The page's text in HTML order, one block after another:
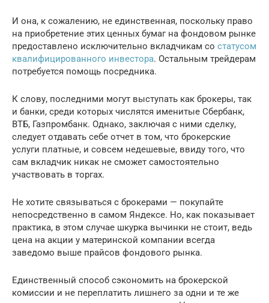
И она, к сожалению, не единственная, поскольку право
на приобретение этих ценных бумаг на фондовом рынке
предоставлено исключительно вкладчикам со статусом
квалифицированного инвестора. Остальным трейдерам
потребуется помощь посредника.
К слову, последними могут выступать как брокеры, так
и банки, среди которых числятся именитые Сбербанк,
ВТБ, Газпромбанк. Однако, заключая с ними сделку,
следует отдавать себе отчет в том, что брокерские
услуги платные, и совсем недешевые, ввиду того, что
сам вкладчик никак не сможет самостоятельно
участвовать в торгах.
Не хотите связываться с брокерами — покупайте
непосредственно в самом Яндексе. Но, как показывает
практика, в этом случае шкурка вычинки не стоит, ведь
цена на акции у материнской компании всегда
заведомо выше прайсов фондового рынка.
Единственный способ сэкономить на брокерской
комиссии и не переплатить лишнего за одни и те же